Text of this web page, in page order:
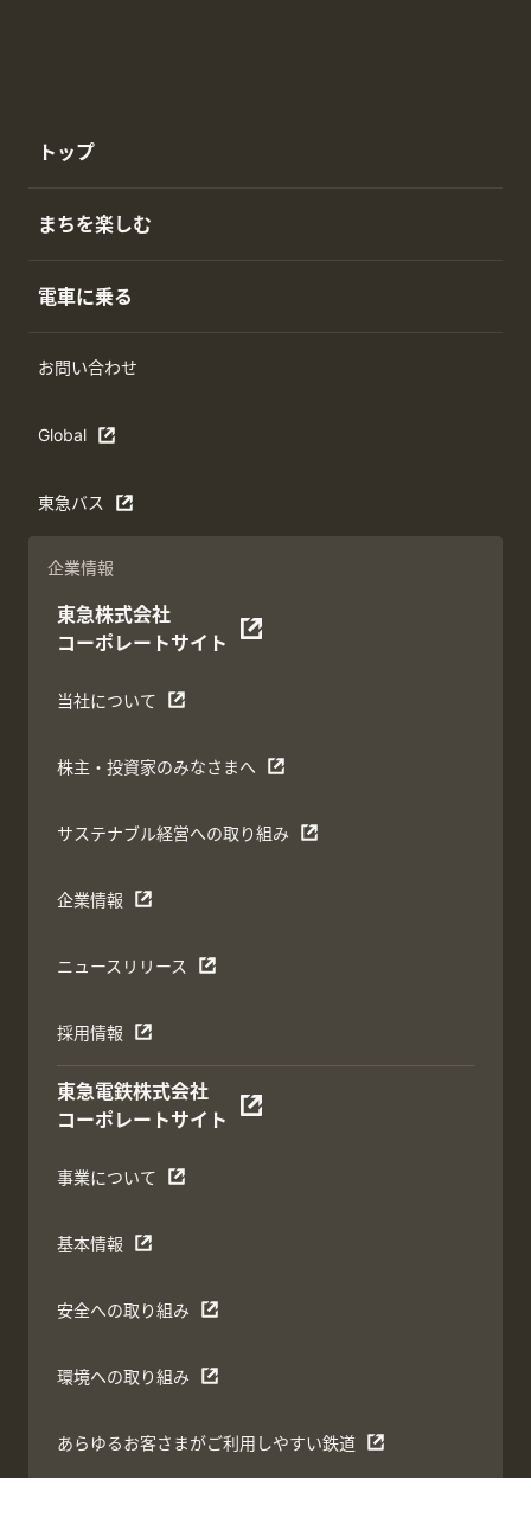
トップ
まちを楽しむ
電車に乗る
お問い合わせ
Global
東急バス
企業情報
東急株式会社
コーポレートサイト
当社について
株主・投資家のみなさまへ
サステナブル経営への取り組み
企業情報
ニュースリリース
採用情報
東急電鉄株式会社
コーポレートサイト
事業について
基本情報
安全への取り組み
環境への取り組み
あらゆるお客さまがご利用しやすい鉄道